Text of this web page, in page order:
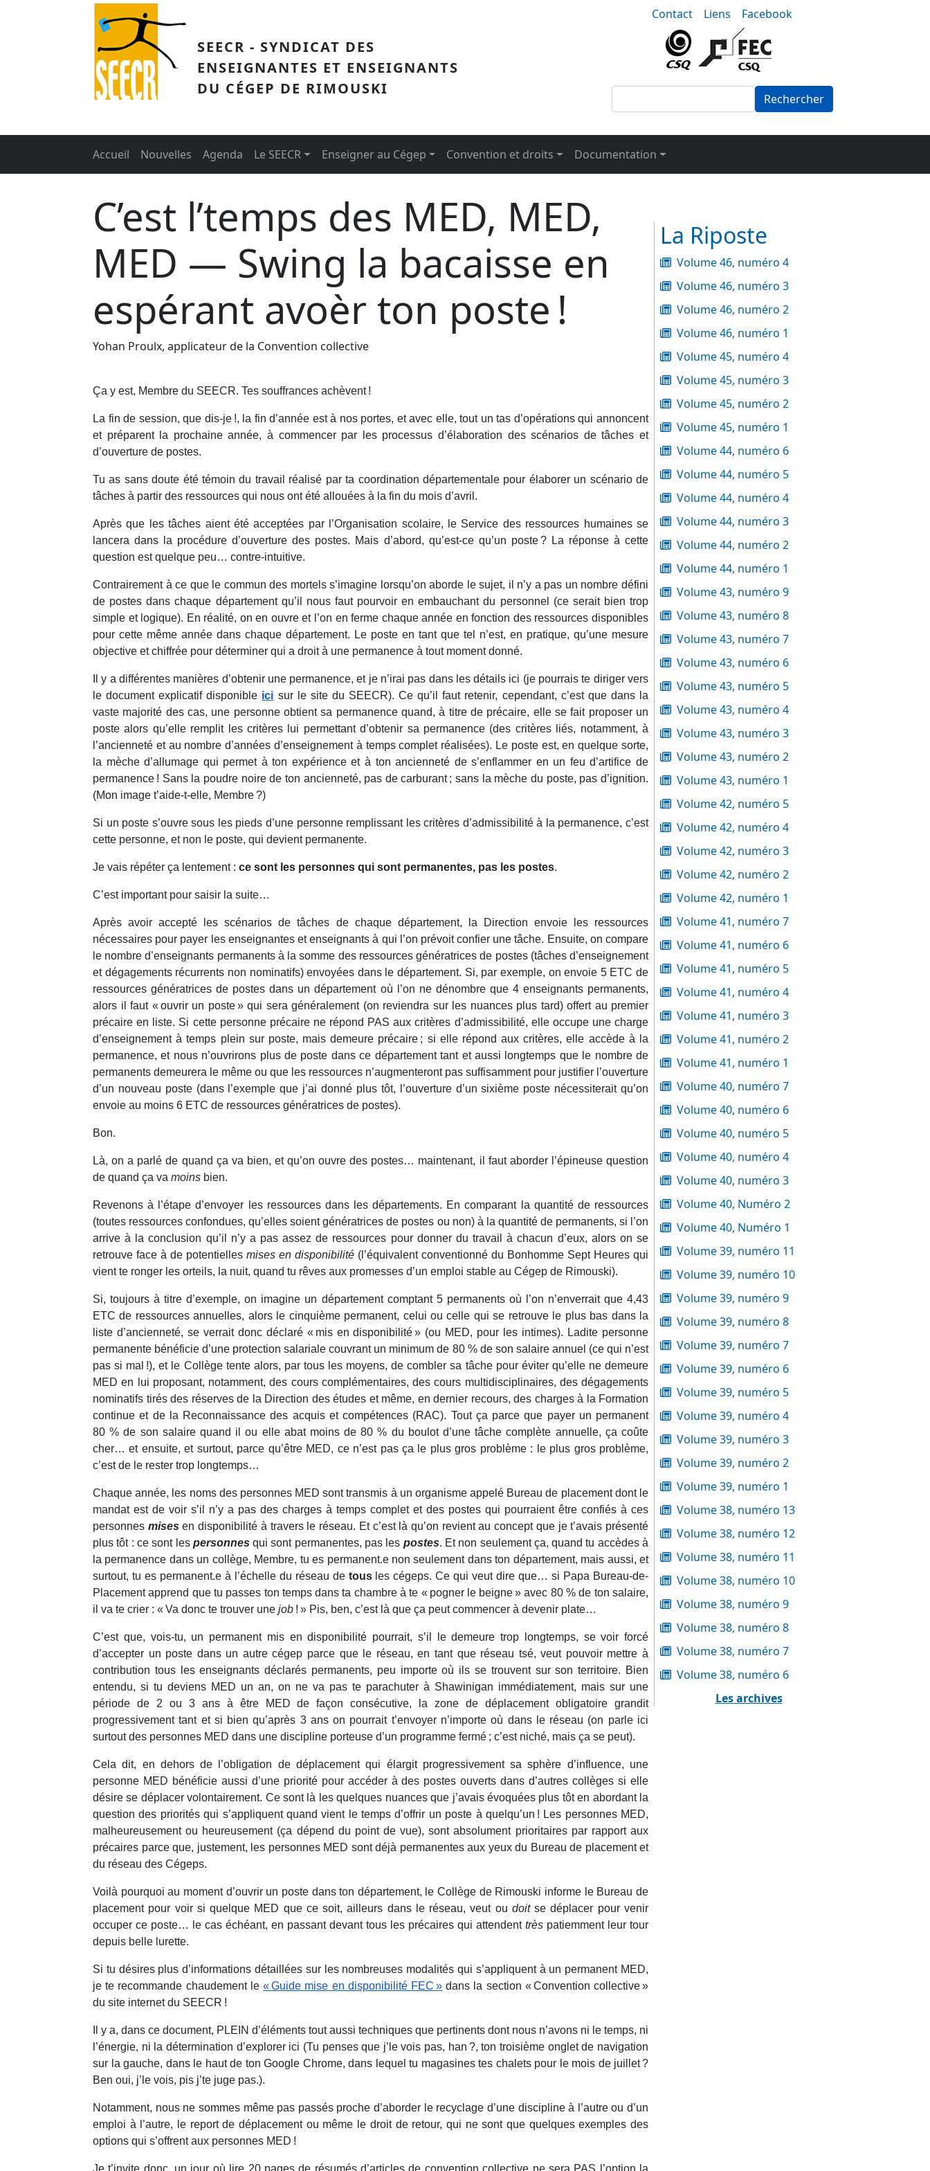
Aller au contenu principal
SEECR - SYNDICAT DES
ENSEIGNANTES ET ENSEIGNANTS
DU CÉGEP DE RIMOUSKI
menu-secondaire
Contact Liens Facebook
Main menu
Accueil Nouvelles Agenda Le SEECR Enseigner au Cégep Convention et droits Documentation
C’est l’temps des MED, MED,
MED — Swing la bacaisse en
espérant avoèr ton poste !
Yohan Proulx, applicateur de la Convention collective
Ça y est, Membre du SEECR. Tes souffrances achèvent !
La fin de session, que dis-je !, la fin d’année est à nos portes, et avec elle, tout un tas d’opérations qui annoncent
et préparent la prochaine année, à commencer par les processus d’élaboration des scénarios de tâches et
d’ouverture de postes.
Tu as sans doute été témoin du travail réalisé par ta coordination départementale pour élaborer un scénario de
tâches à partir des ressources qui nous ont été allouées à la fin du mois d’avril.
Après que les tâches aient été acceptées par l’Organisation scolaire, le Service des ressources humaines se
lancera dans la procédure d’ouverture des postes. Mais d’abord, qu’est-ce qu’un poste ? La réponse à cette
question est quelque peu… contre-intuitive.
Contrairement à ce que le commun des mortels s’imagine lorsqu’on aborde le sujet, il n’y a pas un nombre défini
de postes dans chaque département qu’il nous faut pourvoir en embauchant du personnel (ce serait bien trop
simple et logique). En réalité, on en ouvre et l’on en ferme chaque année en fonction des ressources disponibles
pour cette même année dans chaque département. Le poste en tant que tel n’est, en pratique, qu’une mesure
objective et chiffrée pour déterminer qui a droit à une permanence à tout moment donné.
Il y a différentes manières d’obtenir une permanence, et je n’irai pas dans les détails ici (je pourrais te diriger vers
le document explicatif disponible ici sur le site du SEECR). Ce qu’il faut retenir, cependant, c’est que dans la
vaste majorité des cas, une personne obtient sa permanence quand, à titre de précaire, elle se fait proposer un
poste alors qu’elle remplit les critères lui permettant d’obtenir sa permanence (des critères liés, notamment, à
l’ancienneté et au nombre d’années d’enseignement à temps complet réalisées). Le poste est, en quelque sorte,
la mèche d’allumage qui permet à ton expérience et à ton ancienneté de s’enflammer en un feu d’artifice de
permanence ! Sans la poudre noire de ton ancienneté, pas de carburant ; sans la mèche du poste, pas d’ignition.
(Mon image t’aide-t-elle, Membre ?)
Si un poste s’ouvre sous les pieds d’une personne remplissant les critères d’admissibilité à la permanence, c’est
cette personne, et non le poste, qui devient permanente.
Je vais répéter ça lentement : ce sont les personnes qui sont permanentes, pas les postes.
C’est important pour saisir la suite…
Après avoir accepté les scénarios de tâches de chaque département, la Direction envoie les ressources
nécessaires pour payer les enseignantes et enseignants à qui l’on prévoit confier une tâche. Ensuite, on compare
le nombre d’enseignants permanents à la somme des ressources génératrices de postes (tâches d’enseignement
et dégagements récurrents non nominatifs) envoyées dans le département. Si, par exemple, on envoie 5 ETC de
ressources génératrices de postes dans un département où l’on ne dénombre que 4 enseignants permanents,
alors il faut « ouvrir un poste » qui sera généralement (on reviendra sur les nuances plus tard) offert au premier
précaire en liste. Si cette personne précaire ne répond PAS aux critères d’admissibilité, elle occupe une charge
d’enseignement à temps plein sur poste, mais demeure précaire ; si elle répond aux critères, elle accède à la
permanence, et nous n’ouvrirons plus de poste dans ce département tant et aussi longtemps que le nombre de
permanents demeurera le même ou que les ressources n’augmenteront pas suffisamment pour justifier l’ouverture
d’un nouveau poste (dans l’exemple que j’ai donné plus tôt, l’ouverture d’un sixième poste nécessiterait qu’on
envoie au moins 6 ETC de ressources génératrices de postes).
Bon.
Là, on a parlé de quand ça va bien, et qu’on ouvre des postes… maintenant, il faut aborder l’épineuse question
de quand ça va moins bien.
Revenons à l’étape d’envoyer les ressources dans les départements. En comparant la quantité de ressources
(toutes ressources confondues, qu’elles soient génératrices de postes ou non) à la quantité de permanents, si l’on
arrive à la conclusion qu’il n’y a pas assez de ressources pour donner du travail à chacun d’eux, alors on se
retrouve face à de potentielles mises en disponibilité (l’équivalent conventionné du Bonhomme Sept Heures qui
vient te ronger les orteils, la nuit, quand tu rêves aux promesses d’un emploi stable au Cégep de Rimouski).
Si, toujours à titre d’exemple, on imagine un département comptant 5 permanents où l’on n’enverrait que 4,43
ETC de ressources annuelles, alors le cinquième permanent, celui ou celle qui se retrouve le plus bas dans la
liste d’ancienneté, se verrait donc déclaré « mis en disponibilité » (ou MED, pour les intimes). Ladite personne
permanente bénéficie d’une protection salariale couvrant un minimum de 80 % de son salaire annuel (ce qui n’est
pas si mal !), et le Collège tente alors, par tous les moyens, de combler sa tâche pour éviter qu’elle ne demeure
MED en lui proposant, notamment, des cours complémentaires, des cours multidisciplinaires, des dégagements
nominatifs tirés des réserves de la Direction des études et même, en dernier recours, des charges à la Formation
continue et de la Reconnaissance des acquis et compétences (RAC). Tout ça parce que payer un permanent
80 % de son salaire quand il ou elle abat moins de 80 % du boulot d’une tâche complète annuelle, ça coûte
cher… et ensuite, et surtout, parce qu’être MED, ce n’est pas ça le plus gros problème : le plus gros problème,
c’est de le rester trop longtemps…
Chaque année, les noms des personnes MED sont transmis à un organisme appelé Bureau de placement dont le
mandat est de voir s’il n’y a pas des charges à temps complet et des postes qui pourraient être confiés à ces
personnes mises en disponibilité à travers le réseau. Et c’est là qu’on revient au concept que je t’avais présenté
plus tôt : ce sont les personnesqui sont permanentes, pas les postes. Et non seulement ça, quand tu accèdes à
la permanence dans un collège, Membre, tu es permanent.e non seulement dans ton département, mais aussi, et
surtout, tu es permanent.e à l’échelle du réseau de tous les cégeps. Ce qui veut dire que… si Papa Bureau-de-
Placement apprend que tu passes ton temps dans ta chambre à te « pogner le beigne » avec 80 % de ton salaire,
il va te crier : « Va donc te trouver une job ! » Pis, ben, c’est là que ça peut commencer à devenir plate…
C’est que, vois-tu, un permanent mis en disponibilité pourrait, s’il le demeure trop longtemps, se voir forcé
d’accepter un poste dans un autre cégep parce que le réseau, en tant que réseau tsé, veut pouvoir mettre à
contribution tous les enseignants déclarés permanents, peu importe où ils se trouvent sur son territoire. Bien
entendu, si tu deviens MED un an, on ne va pas te parachuter à Shawinigan immédiatement, mais sur une
période de 2 ou 3 ans à être MED de façon consécutive, la zone de déplacement obligatoire grandit
progressivement tant et si bien qu’après 3 ans on pourrait t’envoyer n’importe où dans le réseau (on parle ici
surtout des personnes MED dans une discipline porteuse d’un programme fermé ; c’est niché, mais ça se peut).
Cela dit, en dehors de l’obligation de déplacement qui élargit progressivement sa sphère d’influence, une
personne MED bénéficie aussi d’une priorité pour accéder à des postes ouverts dans d’autres collèges si elle
désire se déplacer volontairement. Ce sont là les quelques nuances que j’avais évoquées plus tôt en abordant la
question des priorités qui s’appliquent quand vient le temps d’offrir un poste à quelqu’un ! Les personnes MED,
malheureusement ou heureusement (ça dépend du point de vue), sont absolument prioritaires par rapport aux
précaires parce que, justement, les personnes MED sont déjà permanentes aux yeux du Bureau de placement et
du réseau des Cégeps.
Voilà pourquoi au moment d’ouvrir un poste dans ton département, le Collège de Rimouski informe le Bureau de
placement pour voir si quelque MED que ce soit, ailleurs dans le réseau, veut ou doitse déplacer pour venir
occuper ce poste… le cas échéant, en passant devant tous les précaires qui attendent très patiemment leur tour
depuis belle lurette.
Si tu désires plus d’informations détaillées sur les nombreuses modalités qui s’appliquent à un permanent MED,
je te recommande chaudement le« Guide mise en disponibilité FEC »dans la section « Convention collective »
du site internet du SEECR !
Il y a, dans ce document, PLEIN d’éléments tout aussi techniques que pertinents dont nous n’avons ni le temps, ni
l’énergie, ni la détermination d’explorer ici (Tu penses que j’le vois pas, han ?, ton troisième onglet de navigation
sur la gauche, dans le haut de ton Google Chrome, dans lequel tu magasines tes chalets pour le mois de juillet ?
Ben oui, j’le vois, pis j’te juge pas.).
Notamment, nous ne sommes même pas passés proche d’aborder le recyclage d’une discipline à l’autre ou d’un
emploi à l’autre, le report de déplacement ou même le droit de retour, qui ne sont que quelques exemples des
options qui s’offrent aux personnes MED !
Je t’invite donc, un jour où lire 20 pages de résumés d’articles de convention collective ne sera PAS l’option la
La Riposte
Volume 46, numéro 4
Volume 46, numéro 3
Volume 46, numéro 2
Volume 46, numéro 1
Volume 45, numéro 4
Volume 45, numéro 3
Volume 45, numéro 2
Volume 45, numéro 1
Volume 44, numéro 6
Volume 44, numéro 5
Volume 44, numéro 4
Volume 44, numéro 3
Volume 44, numéro 2
Volume 44, numéro 1
Volume 43, numéro 9
Volume 43, numéro 8
Volume 43, numéro 7
Volume 43, numéro 6
Volume 43, numéro 5
Volume 43, numéro 4
Volume 43, numéro 3
Volume 43, numéro 2
Volume 43, numéro 1
Volume 42, numéro 5
Volume 42, numéro 4
Volume 42, numéro 3
Volume 42, numéro 2
Volume 42, numéro 1
Volume 41, numéro 7
Volume 41, numéro 6
Volume 41, numéro 5
Volume 41, numéro 4
Volume 41, numéro 3
Volume 41, numéro 2
Volume 41, numéro 1
Volume 40, numéro 7
Volume 40, numéro 6
Volume 40, numéro 5
Volume 40, numéro 4
Volume 40, numéro 3
Volume 40, Numéro 2
Volume 40, Numéro 1
Volume 39, numéro 11
Volume 39, numéro 10
Volume 39, numéro 9
Volume 39, numéro 8
Volume 39, numéro 7
Volume 39, numéro 6
Volume 39, numéro 5
Volume 39, numéro 4
Volume 39, numéro 3
Volume 39, numéro 2
Volume 39, numéro 1
Volume 38, numéro 13
Volume 38, numéro 12
Volume 38, numéro 11
Volume 38, numéro 10
Volume 38, numéro 9
Volume 38, numéro 8
Volume 38, numéro 7
Volume 38, numéro 6
Les archives